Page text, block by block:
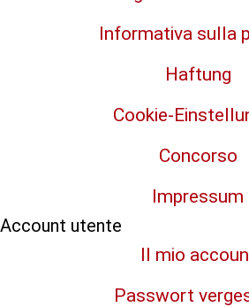
Informativa sulla
Haftung
Cookie-
Concorso
Impressum
Account utente
Il mio
Passwort